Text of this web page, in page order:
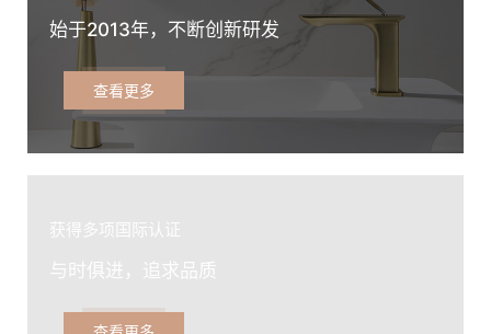
始于2013年，不断创新研发
查看更多